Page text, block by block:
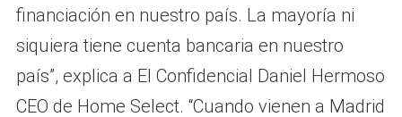
financiación en nuestro país. La mayoría ni
siquiera tiene cuenta bancaria en nuestro
país”, explica a El Confidencial Daniel Hermoso
CEO de Home Select. “Cuando vienen a Madrid